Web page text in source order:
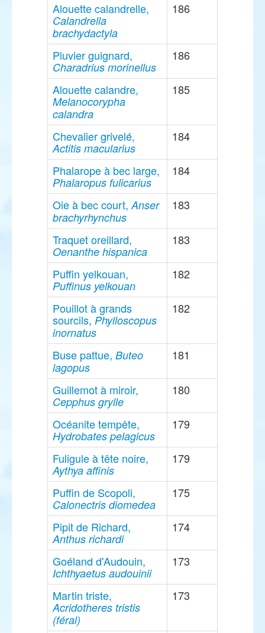
Alouette calandrelle,
Calandrella
brachydactyla
186
Pluvier guignard,
Charadrius morinellus
186
Alouette calandre,
Melanocorypha
calandra
185
Chevalier grivelé,
Actitis macularius
184
Phalarope à bec large,
Phalaropus fulicarius
184
Oie à bec court,Anser
brachyrhynchus
183
Traquet oreillard,
Oenanthe hispanica
183
Puffin yelkouan,
Puffinus yelkouan
182
Pouillot à grands
sourcils, Phylloscopus
inornatus
182
Buse pattue, Buteo
lagopus
181
Guillemot à miroir,
Cepphus grylle
180
Océanite tempête,
Hydrobates pelagicus
179
Fuligule à tête noire,
Aythya affinis
179
Puffin de Scopoli,
Calonectris diomedea
175
Pipit de Richard,
Anthus richardi
174
Goéland d'Audouin,
Ichthyaetus audouinii
173
Martin triste,
Acridotheres tristis
(féral)
173